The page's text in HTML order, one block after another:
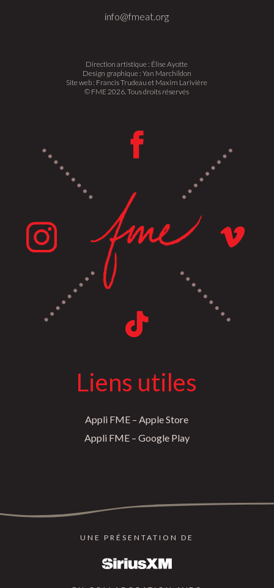
info@fmeat.org
Direction artistique : Élise Ayotte
Design graphique : Yan Marchildon
Site web : Francis Trudeau et Maxim Larivière
© FME 2026. Tous droits réservés
Liens utiles
Appli FME – Apple Store
Appli FME – Google Play
UNE PRÉSENTATION DE